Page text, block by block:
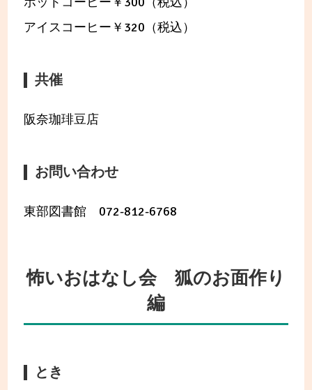
アイスコーヒー￥320（税込）
共催
阪奈珈琲豆店
お問い合わせ
東部図書館 072-812-6768
怖いおはなし会 狐のお面作り
編
とき